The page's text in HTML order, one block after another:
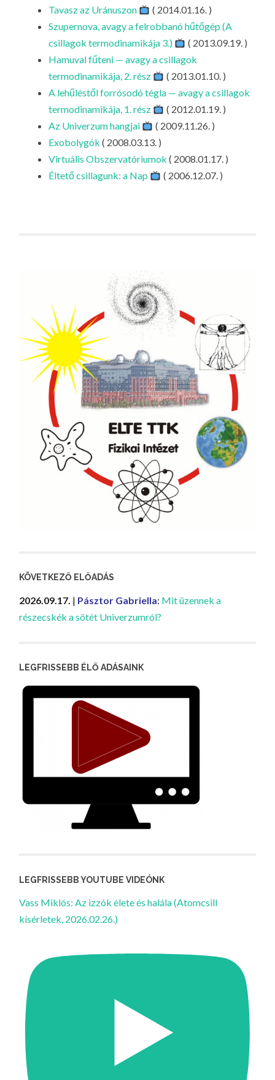
Tavasz az Uránuszon
( 2014.01.16. )
Szupernova, avagy a felrobbanó hűtőgép (A
csillagok termodinamikája 3.)
( 2013.09.19. )
Hamuval fűteni — avagy a csillagok
termodinamikája, 2. rész
( 2013.01.10. )
A lehűléstől forrósodó tégla — avagy a csillagok
termodinamikája, 1. rész
( 2012.01.19. )
Az Univerzum hangjai
( 2009.11.26. )
Exobolygók ( 2008.03.13. )
Virtuális Obszervatóriumok ( 2008.01.17. )
Éltető csillagunk: a Nap
( 2006.12.07. )
KÖVETKEZŐ ELŐADÁS
2026.09.17. | Pásztor Gabriella: Mit üzennek a
részecskék a sötét Univerzumról?
LEGFRISSEBB ÉLŐ ADÁSAINK
LEGFRISSEBB YOUTUBE VIDEÓNK
Vass Miklós: Az izzók élete és halála (Atomcsill
kísérletek, 2026.02.26.)